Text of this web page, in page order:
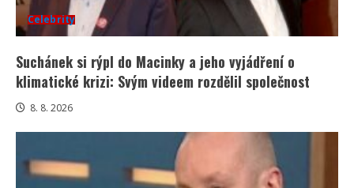
Celebrity
Suchánek si rýpl do Macinky a jeho vyjádření o
klimatické krizi: Svým videem rozdělil společnost
8. 8. 2026